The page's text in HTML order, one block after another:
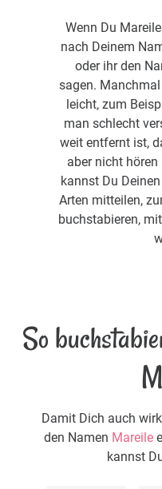
Wenn Du
nach Deinem
oder ihr den
sagen.
leicht, zum
man schlecht
weit entfernt ist,
aber nicht
kannst Du
Arten mitteilen,
buchstabieren,
So
Damit Dich auch
den Namen Mareile
kannst